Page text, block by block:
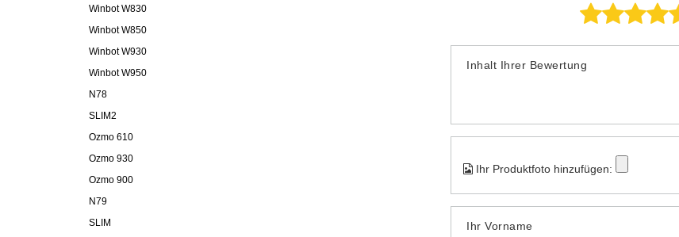
Winbot W830
Winbot W850
Winbot W930
Winbot W950
N78
SLIM2
Ozmo 610
Ozmo 930
Ozmo 900
N79
SLIM
Inhalt Ihrer Bewertung
Ihr Produktfoto hinzufügen:
Ihr Vorname